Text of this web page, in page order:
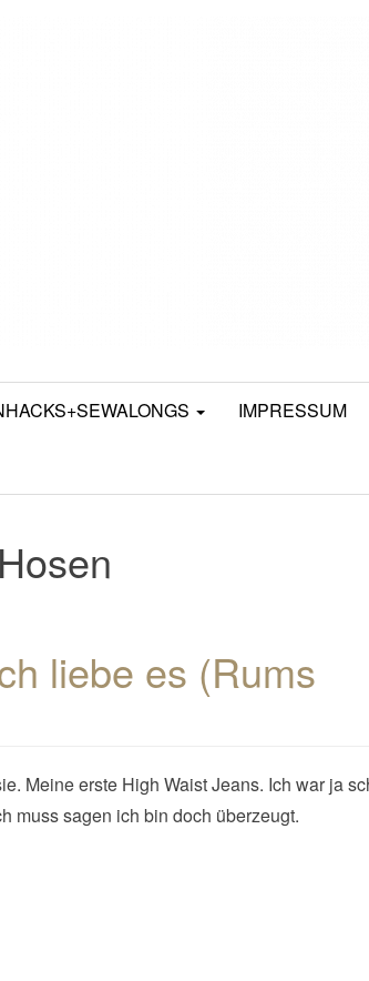
IMPRESSUM
Hosen
liebe es (Rums
Meine erste High Waist Jeans. Ich war ja
muss sagen ich bin doch überzeugt.